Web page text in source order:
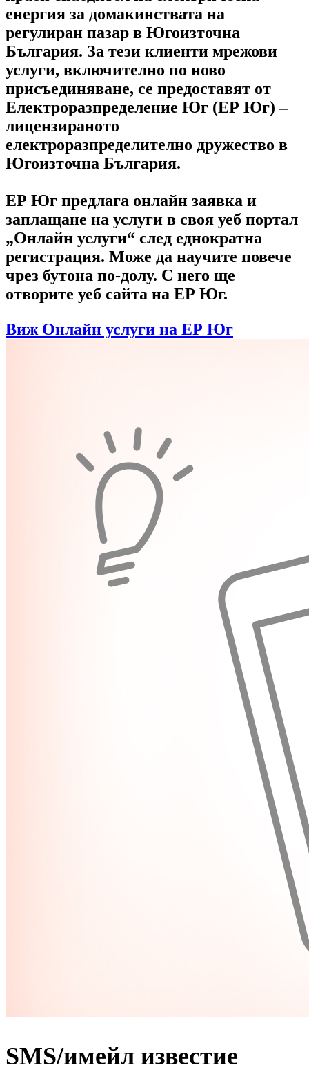
енергия за домакинствата на
регулиран пазар в Югоизточна
България. За тези клиенти мрежови
услуги, включително по ново
присъединяване, се предоставят от
Електроразпределение Юг (ЕР Юг) –
лицензираното
електроразпределително дружество в
Югоизточна България.
ЕР Юг предлага онлайн заявка и
заплащане на услуги в своя уеб портал
„Онлайн услуги“ след еднократна
регистрация. Може да научите повече
чрез бутона по-долу. С него ще
отворите уеб сайта на ЕР Юг.
Виж Онлайн услуги на ЕР Юг
SMS/имейл известие